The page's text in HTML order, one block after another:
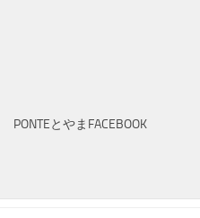
PONTEとやまFACEBOOK